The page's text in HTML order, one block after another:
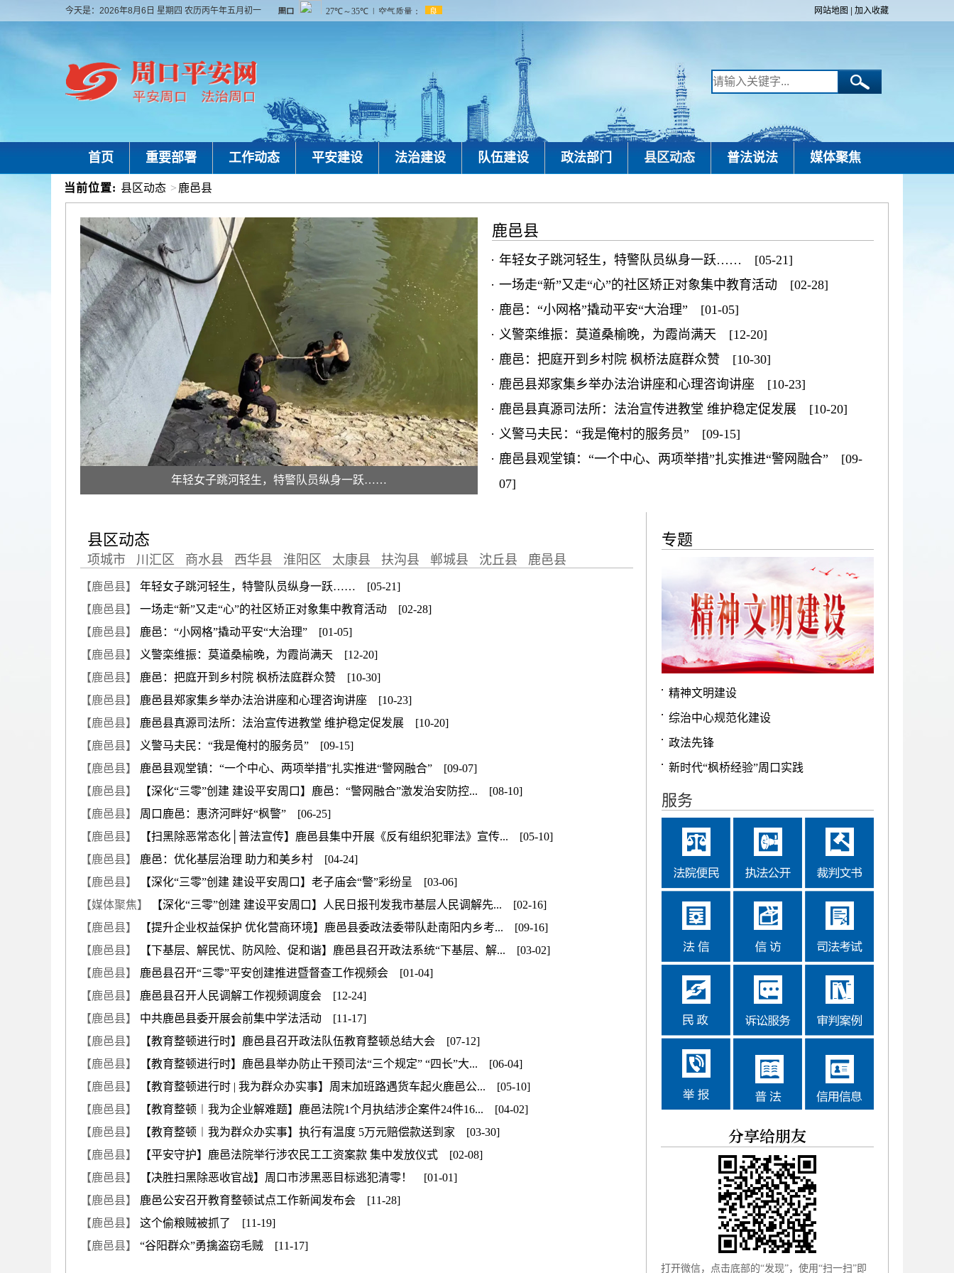
今天是： 2026年8月6日 星期四 农历丙午年五月初一 网站地图 加入收藏
首页 重要部署 工作动态 平安建设 法治建设 队伍建设 政法部门 县区动态 普法说法 媒体聚焦
当前位置: 县区动态 > 鹿邑县
年轻女子跳河轻生，特警队员纵身一跃……
鹿邑县
年轻女子跳河轻生，特警队员纵身一跃…… [05-21]
一场走“新”又走“心”的社区矫正对象集中教育活动 [02-28]
鹿邑：“小网格”撬动平安“大治理” [01-05]
义警栾维振：莫道桑榆晚，为霞尚满天 [12-20]
鹿邑：把庭开到乡村院 枫桥法庭群众赞 [10-30]
鹿邑县郑家集乡举办法治讲座和心理咨询讲座 [10-23]
鹿邑县真源司法所：法治宣传进教堂 维护稳定促发展 [10-20]
义警马夫民：“我是俺村的服务员” [09-15]
鹿邑县观堂镇：“一个中心、两项举措”扎实推进“警网融合” [09-
07]
【深化“三零”创建 建设平安周口】鹿邑：“警网融合”激发治安防控
县区动态
项城市 川汇区 商水县 西华县 淮阳区 太康县 扶沟县 郸城县 沈丘县 鹿邑县
【鹿邑县】
年轻女子跳河轻生，特警队员纵身一跃…… [05-21]
【鹿邑县】
一场走“新”又走“心”的社区矫正对象集中教育活动 [02-28]
【鹿邑县】
鹿邑：“小网格”撬动平安“大治理” [01-05]
【鹿邑县】
义警栾维振：莫道桑榆晚，为霞尚满天 [12-20]
【鹿邑县】
鹿邑：把庭开到乡村院 枫桥法庭群众赞 [10-30]
【鹿邑县】
鹿邑县郑家集乡举办法治讲座和心理咨询讲座 [10-23]
【鹿邑县】
鹿邑县真源司法所：法治宣传进教堂 维护稳定促发展 [10-20]
【鹿邑县】
义警马夫民：“我是俺村的服务员” [09-15]
【鹿邑县】
鹿邑县观堂镇：“一个中心、两项举措”扎实推进“警网融合” [09-07]
【鹿邑县】
【深化“三零”创建 建设平安周口】鹿邑：“警网融合”激发治安防控... [08-10]
【鹿邑县】
周口鹿邑：惠济河畔好“枫警” [06-25]
【鹿邑县】
【扫黑除恶常态化│普法宣传】鹿邑县集中开展《反有组织犯罪法》宣传... [05-10]
【鹿邑县】
鹿邑：优化基层治理 助力和美乡村 [04-24]
【鹿邑县】
【深化“三零”创建 建设平安周口】老子庙会“警”彩纷呈 [03-06]
【媒体聚焦】
【深化“三零”创建 建设平安周口】人民日报刊发我市基层人民调解先... [02-16]
【鹿邑县】
【提升企业权益保护 优化营商环境】鹿邑县委政法委带队赴南阳内乡考... [09-16]
【鹿邑县】
【下基层、解民忧、防风险、促和谐】鹿邑县召开政法系统“下基层、解... [03-02]
【鹿邑县】
鹿邑县召开“三零”平安创建推进暨督查工作视频会 [01-04]
【鹿邑县】
鹿邑县召开人民调解工作视频调度会 [12-24]
【鹿邑县】
中共鹿邑县委开展会前集中学法活动 [11-17]
【鹿邑县】
【教育整顿进行时】鹿邑县召开政法队伍教育整顿总结大会 [07-12]
【鹿邑县】
【教育整顿进行时】鹿邑县举办防止干预司法“三个规定” “四长”大... [06-04]
【鹿邑县】
【教育整顿进行时 | 我为群众办实事】周末加班路遇货车起火鹿邑公... [05-10]
【鹿邑县】
【教育整顿︱我为企业解难题】鹿邑法院1个月执结涉企案件24件16... [04-02]
【鹿邑县】
【教育整顿︱我为群众办实事】执行有温度 5万元赔偿款送到家 [03-30]
【鹿邑县】
【平安守护】鹿邑法院举行涉农民工工资案款 集中发放仪式 [02-08]
【鹿邑县】
【决胜扫黑除恶收官战】周口市涉黑恶目标逃犯清零！ [01-01]
【鹿邑县】
鹿邑公安召开教育整顿试点工作新闻发布会 [11-28]
【鹿邑县】
这个偷粮贼被抓了 [11-19]
【鹿邑县】
“谷阳群众”勇擒盗窃毛贼 [11-17]
专题
精神文明建设
综治中心规范化建设
政法先锋
新时代“枫桥经验”周口实践
服务
分享给朋友
打开微信，点击底部的“发现”，使用“扫一扫”即